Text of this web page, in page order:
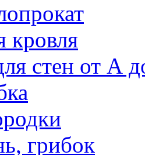
кровля
стен от А
грибок